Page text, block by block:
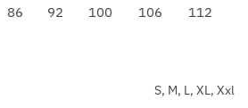
86 92 100 106 112
S, M, L, XL, Xxl